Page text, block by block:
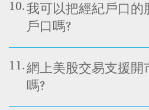
10.我可以把經紀戶口的
戶口嗎?
11.網上美股交易支援開
嗎?